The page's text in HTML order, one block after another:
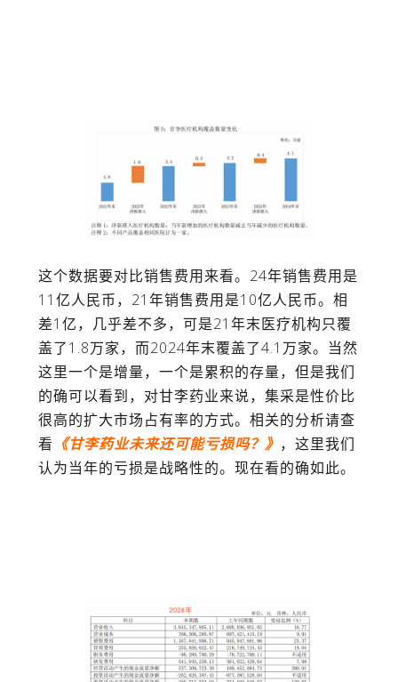
这个数据要对比销售费用来看。 24年销售费用是
11 亿人民币， 21 年销售费用是10亿人民币。相
差1 亿，几乎差不多，可是21 年末医疗机构只覆
盖了1.8万家，而2024年末覆盖了4.1 万家。当然
这里一个是增量，一个是累积的存量，但是我们
的确可以看到，对甘李药业来说，集采是性价比
很高的扩大市场占有率的方式。相关的分析请查
看 《甘李药业未来还可能亏损吗？》 ，这里我们
认为当年的亏损是战略性的。现在看的确如此。